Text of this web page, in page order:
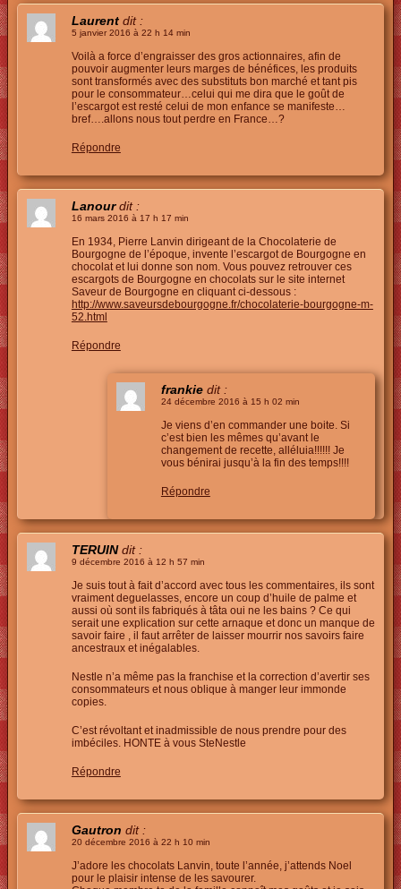
Laurent dit :
5 janvier 2016 à 22 h 14 min
Voilà a force d’engraisser des gros actionnaires, afin de
pouvoir augmenter leurs marges de bénéfices, les produits
sont transformés avec des substituts bon marché et tant pis
pour le consommateur…celui qui me dira que le goût de
l’escargot est resté celui de mon enfance se manifeste…
bref….allons nous tout perdre en France…?
Répondre
Lanour dit :
16 mars 2016 à 17 h 17 min
En 1934, Pierre Lanvin dirigeant de la Chocolaterie de
Bourgogne de l’époque, invente l’escargot de Bourgogne en
chocolat et lui donne son nom. Vous pouvez retrouver ces
escargots de Bourgogne en chocolats sur le site internet
Saveur de Bourgogne en cliquant ci-dessous :
http://www.saveursdebourgogne.fr/chocolaterie-bourgogne-m-
52.html
Répondre
frankie dit :
24 décembre 2016 à 15 h 02 min
Je viens d’en commander une boite. Si
c’est bien les mêmes qu’avant le
changement de recette, alléluia!!!!!! Je
vous bénirai jusqu’à la fin des temps!!!!
Répondre
TERUIN dit :
9 décembre 2016 à 12 h 57 min
Je suis tout à fait d’accord avec tous les commentaires, ils sont
vraiment deguelasses, encore un coup d’huile de palme et
aussi où sont ils fabriqués à tâta oui ne les bains ? Ce qui
serait une explication sur cette arnaque et donc un manque de
savoir faire , il faut arrêter de laisser mourrir nos savoirs faire
ancestraux et inégalables.
Nestle n’a même pas la franchise et la correction d’avertir ses
consommateurs et nous oblique à manger leur immonde
copies.
C’est révoltant et inadmissible de nous prendre pour des
imbéciles. HONTE à vous SteNestle
Répondre
Gautron dit :
20 décembre 2016 à 22 h 10 min
J’adore les chocolats Lanvin, toute l’année, j’attends Noel
pour le plaisir intense de les savourer.